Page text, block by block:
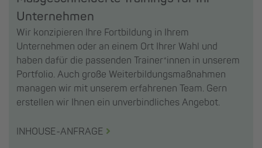
Unternehmen
Wir konzipieren Ihre Fortbildung in Ihrem
Unternehmen oder an einem Ort Ihrer Wahl und
haben dafür die passenden Trainer*innen in unserem
Portfolio. Auch große Weiterbildungsmaßnahmen
managen wir mit unserem erfahrenen Team. Gern
erstellen wir Ihnen ein unverbindliches Angebot.
INHOUSE-ANFRAGE